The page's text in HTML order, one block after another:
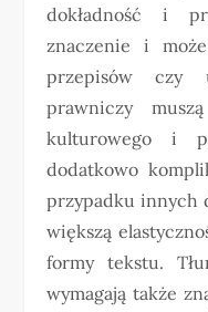
dokładność i
znaczenie i
przepisów czy
prawniczy
kulturowego i
dodatkowo
przypadku innych
większą
formy tekstu.
wymagają także